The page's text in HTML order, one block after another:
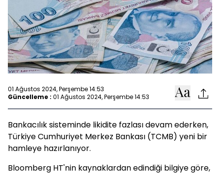
01 Ağustos 2024, Perşembe 14:53
Güncelleme : 01 Ağustos 2024, Perşembe 14:53
Bankacılık sisteminde likidite fazlası devam ederken,
Türkiye Cumhuriyet Merkez Bankası (TCMB) yeni bir
hamleye hazırlanıyor.
Bloomberg HT'nin kaynaklardan edindiği bilgiye göre,